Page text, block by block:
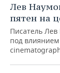
Лев
пятен на
Писатель
под влиянием